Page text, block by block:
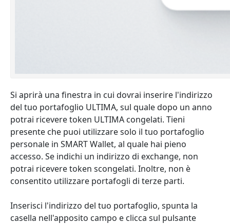
Si aprirà una finestra in cui dovrai inserire l'indirizzo
del tuo portafoglio ULTIMA, sul quale dopo un anno
potrai ricevere token ULTIMA congelati. Tieni
presente che puoi utilizzare solo il tuo portafoglio
personale in SMART Wallet, al quale hai pieno
accesso. Se indichi un indirizzo di exchange, non
potrai ricevere token scongelati. Inoltre, non è
consentito utilizzare portafogli di terze parti.
Inserisci l'indirizzo del tuo portafoglio, spunta la
casella nell'apposito campo e clicca sul pulsante